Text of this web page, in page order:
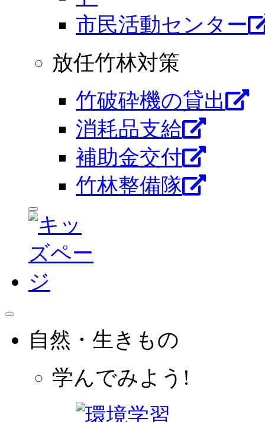
市⺠活動センター
放任竹林対策
竹破砕機の貸出
消耗品支給
補助金交付
竹林整備隊
自然・生きもの
学んでみよう!